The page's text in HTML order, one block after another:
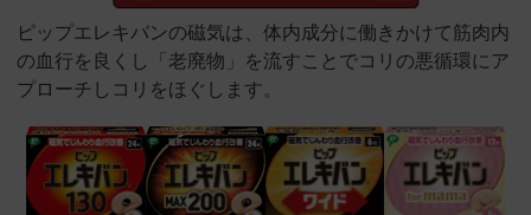
ピップエレキバンの磁気は、体内成分に働きかけて筋肉内
の血行を良くし「老廃物」を流すことでコリの悪循環にア
プローチしコリをほぐします。